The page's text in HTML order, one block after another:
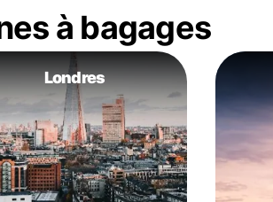
à bagages
Londres